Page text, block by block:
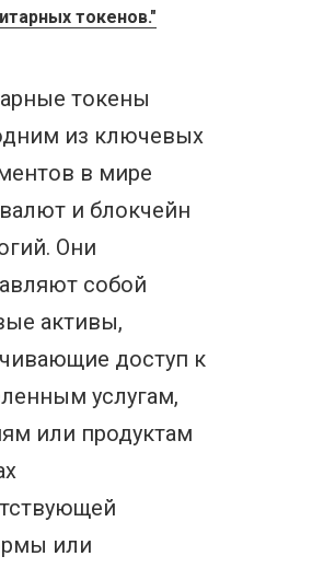
токенов."
токены
из ключевых
в мире
и блокчейн
Они
собой
активы,
доступ к
услугам,
или продуктам
или